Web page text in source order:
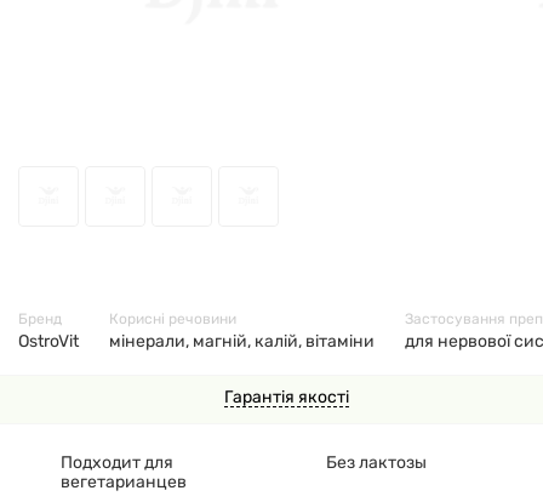
Гарантія якості
Подходит для
вегетарианцев
Без лактозы
Бренд
OstroVit
Корисні речовини
мінерали, магній, калій, вітаміни
Застосування
для нервової